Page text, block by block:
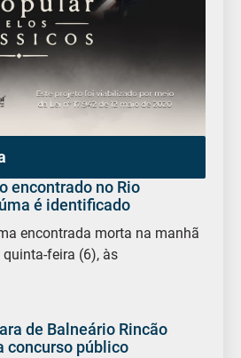
encontrado no Rio
é identificado
encontrada morta na manhã
quinta-feira (6), às
de Balneário Rincão
concurso público